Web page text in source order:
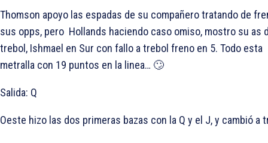
Thomson apoyo las espadas de su compañero tratando de
sus opps, pero Hollands haciendo caso omiso, mostro su as
trebol, Ishmael en Sur con fallo a trebol freno en 5. Todo esta
metralla con 19 puntos en la linea… 🙄
Salida: Q
Oeste hizo las dos primeras bazas con la Q y el J, y cambió a